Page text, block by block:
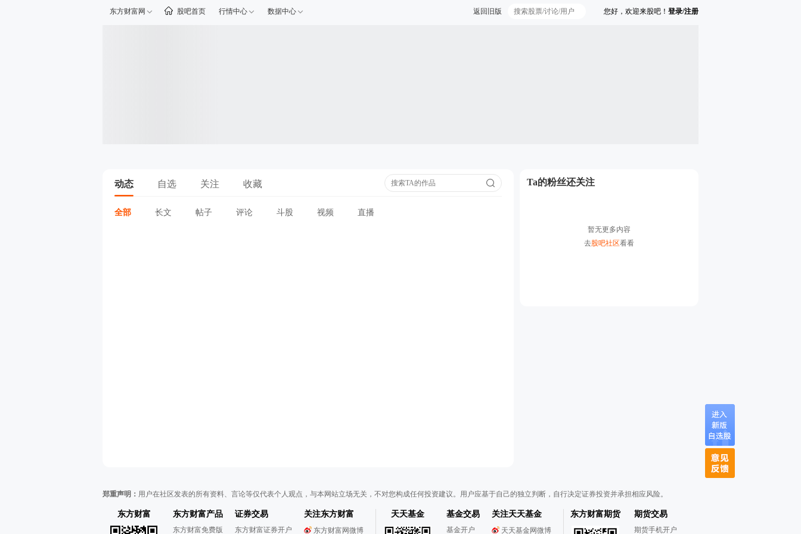
东方财富网 股吧首页 行情中心 数据中心 您好，欢迎来股吧！ 登录/注册
返回旧版
动态 自选 关注 收藏
全部 长文 帖子 评论 斗股 视频 直播
Ta的粉丝还关注
暂无更多内容
去股吧社区看看
郑重声明： 用户在社区发表的所有资料、言论等仅代表个人观点，与本网站立场无关，不对您构成任何投资建议。用户应基于自己的独立判断，自行决定证券投资并承担相应风险。
东方财富 东方财富产品
东方财富免费版
证券交易
东方财富证券开户
关注东方财富
东方财富网微博
天天基金 基金交易
基金开户
关注天天基金
天天基金网微博
东方财富期货 期货交易
期货手机开户